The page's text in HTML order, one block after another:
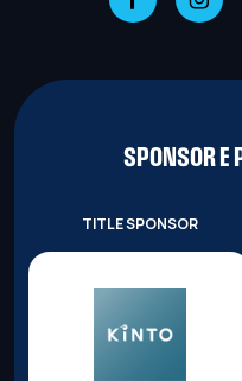
SPONSOR E
TITLE SPONSOR